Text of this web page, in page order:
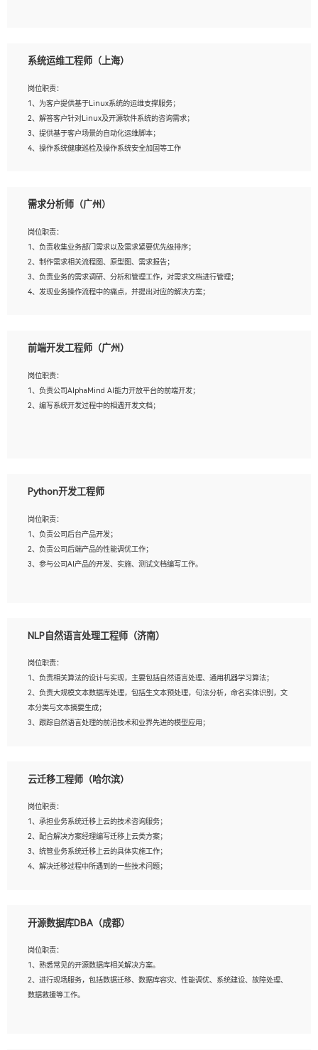
2、熟练使用After Effect、Photo Shop、熟练掌握视频剪辑和特效包装软件；
4、在剪辑上会思考，有一定编导思维；
5、踏实， 勤奋，愿意在工作中不断学习，提高自我；
6、能与同事友好相处。
系统运维工程师（上海）
岗位职责：
1、为客户提供基于Linux系统的运维支撑服务；
2、解答客户针对Linux及开源软件系统的咨询需求；
3、提供基于客户场景的自动化运维脚本；
4、操作系统健康巡检及操作系统安全加固等工作
1、全日制本科计算机相关专业毕业，3年以上相关工作经验；
3、熟练使用脚本语言，shell/python任一种，熟练使用Ansible
4、熟悉linux常见服务、中间件的基本原理、部署以及故障处理，如：Mysql、
Apache、Nginx、Zabbix、Kafka等
5、熟悉主流虚拟化技术，如：VMware、KVM
6、具备网络方面的基础知识，熟悉常见的网络协议，如TCP/IP，转发原理，路由优
8、有良好的文档编写能力和沟通能力，有RHCE证书优先
需求分析师（广州）
岗位职责：
1、负责收集业务部门需求以及需求紧要优先级排序；
2、制作需求相关流程图、原型图、需求报告；
3、负责业务的需求调研、分析和管理工作，对需求文档进行管理；
4、发现业务操作流程中的痛点，并提出对应的解决方案；
岗位要求：
2、熟悉产品及需求规划工具，如:Axure、Xmind、MS Project等；
3、具备良好的交流协调能力，有较强的责任感、工作积极主动；
4、有较强的系统需求分析、文档编写能力、沟通能力；
前端开发工程师（广州）
岗位职责：
1、负责公司AlphaMind AI能力开放平台的前端开发；
2、编写系统开发过程中的相遇开发文档；
3、熟悉react/vue/angular任何一种前端框架，熟悉react优先；
5、善于沟通，具有团队意识；
Python开发工程师
岗位职责：
1、负责公司后台产品开发；
2、负责公司后端产品的性能调优工作；
3、参与公司AI产品的开发、实施、测试文档编写工作。
验的更佳；
3、熟悉数据库开发，熟悉Mysql、Oracle、MongoDb数据库应用开发其中一种；
4、熟悉Python Wed框架（Django/Flask...）代码能力优秀，熟悉编码规范和具备
良好的文档编写能力）；
5、沟通表达能力强，具备团队协作能力。
NLP自然语言处理工程师（济南）
岗位职责：
1、负责相关算法的设计与实现，主要包括自然语言处理、通用机器学习算法；
2、负责大规模文本数据库处理，包括生文本预处理，句法分析，命名实体识别，文
本分类与文本摘要生成；
3、跟踪自然语言处理的前沿技术和业界先进的模型应用；
岗位要求：
2、熟悉tensorflow，keras，pytorch等常规深度学习框架，快速根据客户需求实现
有效的模型；
3、熟悉掌握至少一种编程语言，如：Python，Java；
4、 熟悉NLP相关算法与实现；
5、至少有一次及以上问答系统的项目实践，熟悉问答系统全流程开发者优先；
云迁移工程师（哈尔滨）
岗位职责：
1、承担业务系统迁移上云的技术咨询服务；
2、配合解决方案经理编写迁移上云类方案；
3、统管业务系统迁移上云的具体实施工作；
4、解决迁移过程中所遇到的一些技术问题；
1、专科及以上学历，三年以上工作经验，计算机等相关专业；
3、熟悉常见操作系统、存储、网络、 IO 等相关原理；
4、具有迁移工具实操经验，具备P2V、V2V迁移能力；
5、熟练华为、VMware虚拟化、云计算及云存储技术；
6、熟悉主流数据库、应用服务器、中间件部署架构和运维方法；
开源数据库DBA（成都）
岗位职责：
1、熟悉常见的开源数据库相关解决方案。
2、进行现场服务，包括数据迁移、数据库容灾、性能调优、系统建设、故障处理、
数据救援等工作。